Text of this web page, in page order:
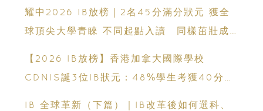
耀中2026 IB放榜｜2名45分滿分狀元 獲全
球頂尖大學青睞 不同起點入讀 同樣茁壯成
【2026 IB放榜】香港加拿大國際學校
CDNIS誕3位IB狀元：48%學生考獲40分以
IB 全球革新（下篇）｜IB改革後如何選科、